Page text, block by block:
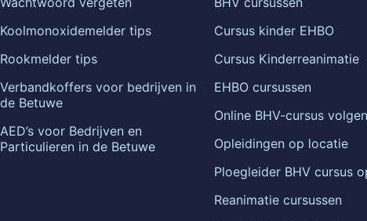
Koolmonoxidemelder tips
Rookmelder tips
Verbandkoffers voor bedrijven in
de Betuwe
AED’s voor Bedrijven en
Particulieren in de Betuwe
Cursus kinder EHBO
Cursus Kinderreanimatie
EHBO cursussen
Online BHV-cursus volgen
Opleidingen op locatie
Ploegleider BHV cursus
Reanimatie cursussen